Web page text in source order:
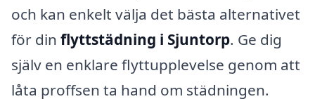
och kan enkelt välja det bästa alternativet
för din flyttstädning i Sjuntorp. Ge dig
själv en enklare flyttupplevelse genom att
låta proffsen ta hand om städningen.